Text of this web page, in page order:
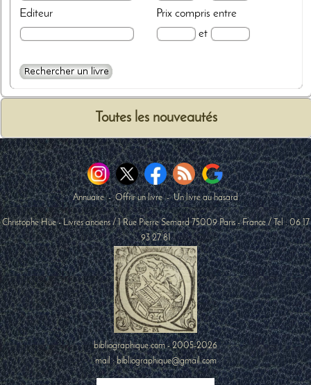
Editeur
Prixcompris entre
et
Toutes les nouveautés
Annuaire-Offrir un livre-Un livre au hasard
Christophe Hüe - Livres anciens /1 Rue Pierre Semard 75009 Paris-France / Tel :06 17
93 27 81
bibliographique.com - 2005-2026
mail : bibliographique@gmail.com